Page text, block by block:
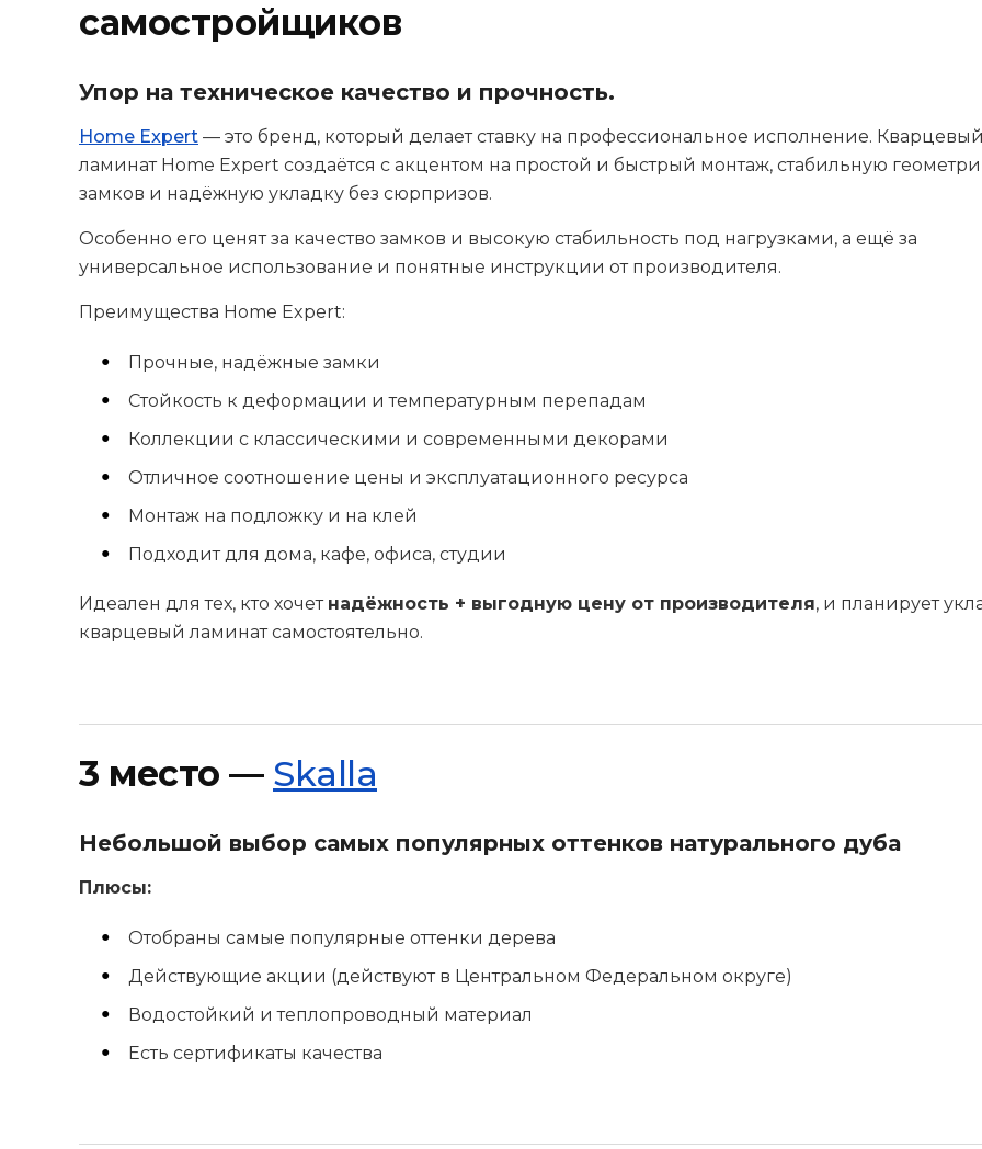
самостройщиков
Упор на техническое качество и прочность.
Home Expert — это бренд, который делает ставку на профессиональное исполнение. Кварцевый
ламинат Home Expert создаётся с акцентом на простой и быстрый монтаж, стабильную
замков и надёжную укладку без сюрпризов.
Особенно его ценят за качество замков и высокую стабильность под нагрузками, а ещё за
универсальное использование и понятные инструкции от производителя.
Преимущества Home Expert:
Прочные, надёжные замки
Стойкость к деформации и температурным перепадам
Коллекции с классическими и современными декорами
Отличное соотношение цены и эксплуатационного ресурса
Монтаж на подложку и на клей
Подходит для дома, кафе, офиса, студии
Идеален для тех, кто хочет надёжность + выгодную цену от производителя, и планирует
кварцевый ламинат самостоятельно.
3 место — Skalla
Небольшой выбор самых популярных оттенков натурального дуба
Плюсы:
Отобраны самые популярные оттенки дерева
Действующие акции (действуют в Центральном Федеральном округе)
Водостойкий и теплопроводный материал
Есть сертификаты качества